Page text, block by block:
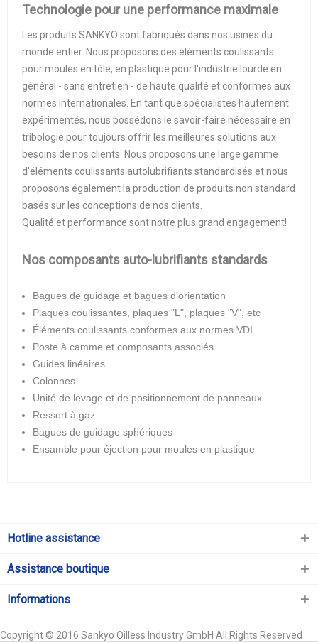
Technologie pour une performance maximale
Les produits SANKYO sont fabriqués dans nos usines du
monde entier. Nous proposons des éléments coulissants
pour moules en tôle, en plastique pour l'industrie lourde en
général - sans entretien - de haute qualité et conformes aux
normes internationales. En tant que spécialistes hautement
expérimentés, nous possédons le savoir-faire nécessaire en
tribologie pour toujours offrir les meilleures solutions aux
besoins de nos clients. Nous proposons une large gamme
d'éléments coulissants autolubrifiants standardisés et nous
proposons également la production de produits non standard
basés sur les conceptions de nos clients.
Qualité et performance sont notre plus grand engagement!
Nos composants auto-lubrifiants standards
Bagues de guidage et bagues d'orientation
Plaques coulissantes, plaques "L", plaques "V", etc
Éléments coulissants conformes aux normes VDI
Poste à camme et composants associés
Guides linéaires
Colonnes
Unité de levage et de positionnement de panneaux
Ressort à gaz
Bagues de guidage sphériques
Ensamble pour éjection pour moules en plastique
Hotline assistance
Assistance boutique
Informations
Copyright © 2016 Sankyo Oilless Industry GmbH All Rights Reserved